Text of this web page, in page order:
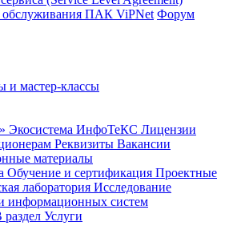
обслуживания ПАК ViPNet Форум
и мастер-классы
Экосистема ИнфоТеКС Лицензии
Реквизиты Вакансии
материалы
Обучение и сертификация Проектные
лаборатория Исследование
информационных систем
раздел Услуги